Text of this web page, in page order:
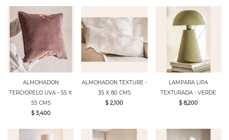
ALMOHADON
TERCIOPELO UVA - 55 X
55 CMS
$ 3,400
ALMOHADON TEXTURE -
35 X 80 CMS
$ 2,100
LAMPARA LIPA
TEXTURADA - VERDE
$ 8,200